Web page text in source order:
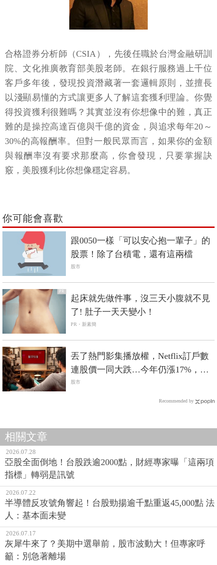
合格證券分析師（CSIA），先後任職於台灣金融研訓
院、文化推廣教育部美股老師。在銀行服務過上千位
客戶多年後，發現投資潛藏著一套邏輯原則，並擅長
以淺顯易懂的方式讓更多人了解這套獲利理論。你覺
得投資獲利很難嗎？其實並沒有你想像中的難，真正
難的是操控高達百億與千億的資金，與追求每年20～
30%的高報酬率。但對一般民眾而言，如果你的金額
與報酬率沒有要求那麼高，你會發現，只要掌握訣
竅，美股獲利比你想像穩定容易。
你可能會喜歡
跟0050一樣「可以安心抱一輩子」的
股票！除了台積電，還有這兩檔
股市
PR
起床就先做件事，沒三天小腹就不見
了! 肚子一天天變小！
PR・新素簡
丟了熱門影集播放權，Netflix訂戶數
連股價一同大跌…今年仍漲17%，未
來續成長？
股市
Recommended by
相關文章
2026.07.28
亞股全面倒地！台股跌逾2000點，財經專家曝「這兩項
指標」轉弱是訊號
2026.07.22
半導體反攻號角響起！台股勁揚逾千點重返45,000點 法
人：基本面未變
2026.07.17
灰犀牛來了？美期中選舉前，股市波動大！但專家呼
籲：別急著離場